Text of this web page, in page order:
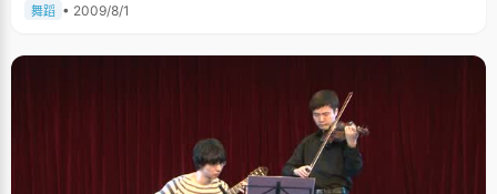
舞蹈 • 2009/8/1